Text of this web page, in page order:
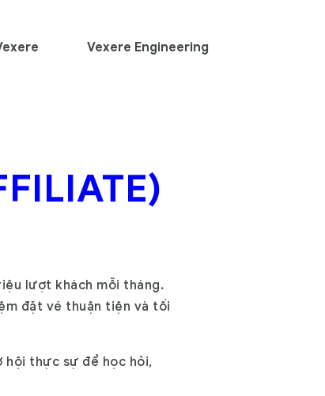
Vexere Engineering
lượt khách mỗi tháng.
đặt vé thuận tiện và tối
hội thực sự để học hỏi,